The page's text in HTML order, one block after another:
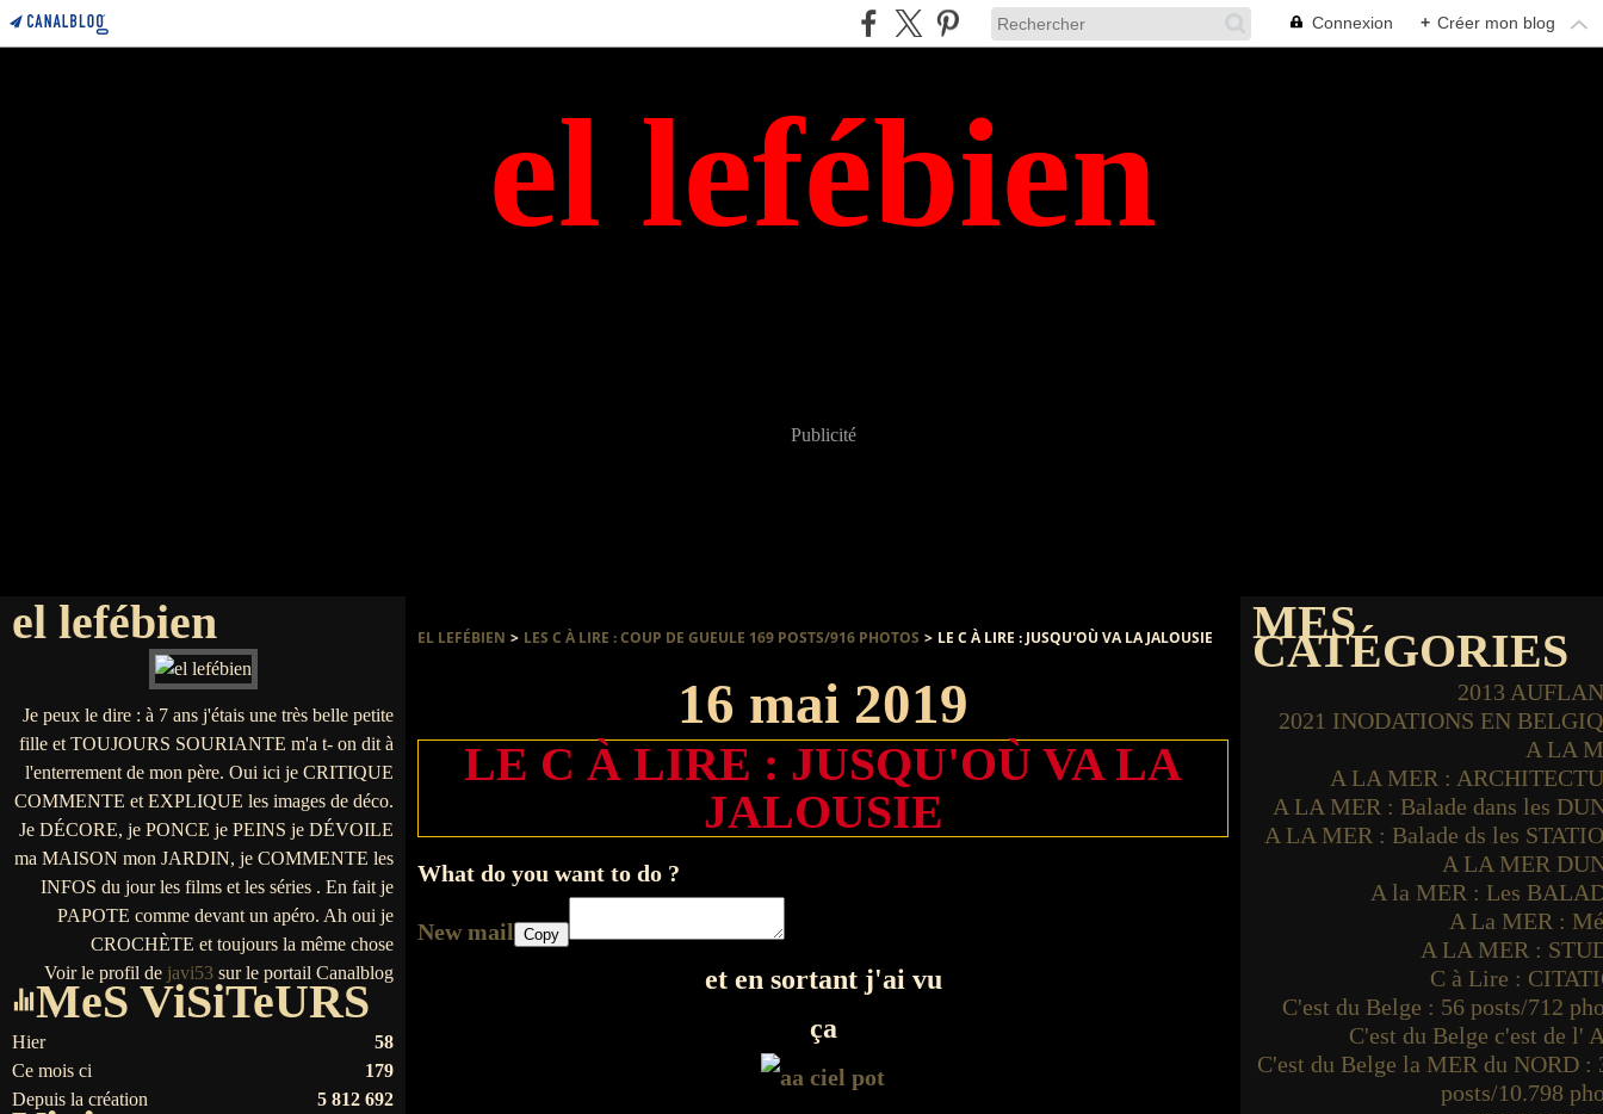
Connexion + Créer mon blog
el lefébien
Publicité
el lefébien
Je peux le dire : à 7 ans j'étais une très belle petite
fille et TOUJOURS SOURIANTE m'a t- on dit à
l'enterrement de mon père. Oui ici je CRITIQUE
COMMENTE et EXPLIQUE les images de déco.
Je DÉCORE, je PONCE je PEINS je DÉVOILE
ma MAISON mon JARDIN, je COMMENTE les
INFOS du jour les films et les séries . En fait je
PAPOTE comme devant un apéro. Ah oui je
CROCHÈTE et toujours la même chose
Voir le profil de javi53 sur le portail Canalblog
MeS ViSiTeURS
Hier
58
Ce mois ci
179
Depuis la création
5 812 692
EL LEFÉBIEN > LES C À LIRE : COUP DE GUEULE 169 POSTS/916 PHOTOS > LE C À LIRE : JUSQU'OÙ VA LA JALOUSIE
16 mai 2019
LE C À LIRE : JUSQU'OÙ VA LA
JALOUSIE
What do you want to do ?
New mail Copy
et en sortant j'ai vu
ça
MES
CATÉGORIES
2013
2021 INODATIONS EN
A LA
A LA MER :
A LA MER : Balade dans les
A LA MER : Balade ds les
A LA MER
A la MER : Les
A La MER :
A LA MER :
C à Lire :
C'est du Belge : 56 posts/712
C'est du Belge c'est de l'
C'est du Belge la MER du NORD :
posts/10.798